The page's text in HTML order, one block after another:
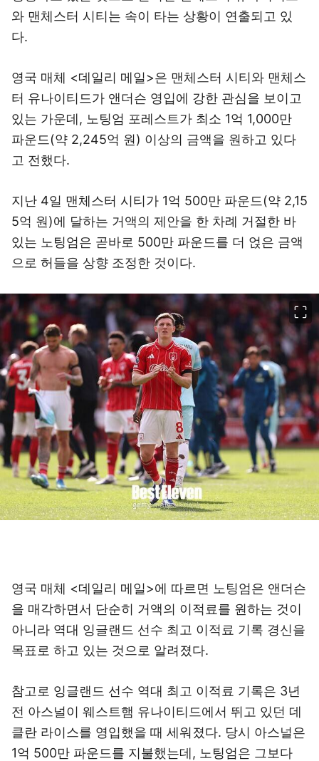
와 맨체스터 시티는 속이 타는 상황이 연출되고 있
다.
영국 매체 <데일리 메일>은 맨체스터 시티와 맨체스
터 유나이티드가 앤더슨 영입에 강한 관심을 보이고
있는 가운데, 노팅엄 포레스트가 최소 1억 1,000만
파운드(약 2,245억 원) 이상의 금액을 원하고 있다
고 전했다.
지난 4일 맨체스터 시티가 1억 500만 파운드(약 2,15
5억 원)에 달하는 거액의 제안을 한 차례 거절한 바
있는 노팅엄은 곧바로 500만 파운드를 더 얹은 금액
으로 허들을 상향 조정한 것이다.
영국 매체 <데일리 메일>에 따르면 노팅엄은 앤더슨
을 매각하면서 단순히 거액의 이적료를 원하는 것이
아니라 역대 잉글랜드 선수 최고 이적료 기록 경신을
목표로 하고 있는 것으로 알려졌다.
참고로 잉글랜드 선수 역대 최고 이적료 기록은 3년
전 아스널이 웨스트햄 유나이티드에서 뛰고 있던 데
클란 라이스를 영입했을 때 세워졌다. 당시 아스널은
1억 500만 파운드를 지불했는데, 노팅엄은 그보다